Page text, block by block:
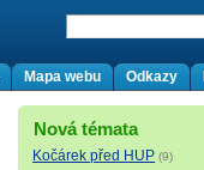
Odkazy
Mapa webu
Nová témata
Kočárek před HUP (9)